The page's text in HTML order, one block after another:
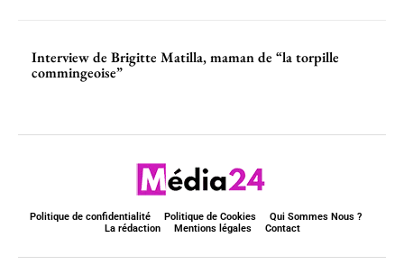
Interview de Brigitte Matilla, maman de “la torpille
commingeoise”
Politique de confidentialité Politique de Cookies
Qui Sommes Nous ?
La rédaction
Mentions légales Contact